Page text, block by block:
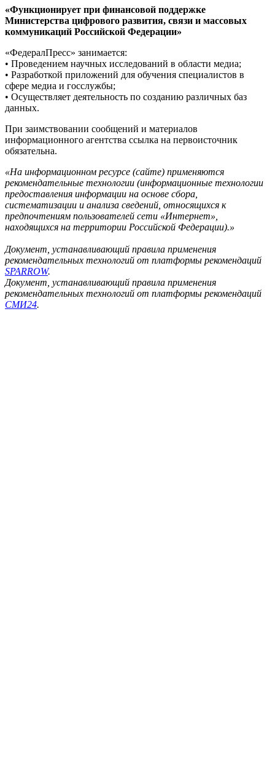
«Функционирует при финансовой поддержке
Министерства цифрового развития, связи и массовых
коммуникаций Российской Федерации»
«ФедералПресс» занимается:
• Проведением научных исследований в области медиа;
• Разработкой приложений для обучения специалистов в
сфере медиа и госслужбы;
• Осуществляет деятельность по созданию различных баз
данных.
При заимствовании сообщений и материалов
информационного агентства ссылка на первоисточник
обязательна.
«На информационном ресурсе (сайте) применяются
рекомендательные технологии (информационные технологии
предоставления информации на основе сбора,
систематизации и анализа сведений, относящихся к
предпочтениям пользователей сети «Интернет»,
находящихся на территории Российской Федерации).»
Документ, устанавливающий правила применения
рекомендательных технологий от платформы рекомендаций
SPARROW.
Документ, устанавливающий правила применения
рекомендательных технологий от платформы рекомендаций
СМИ24.